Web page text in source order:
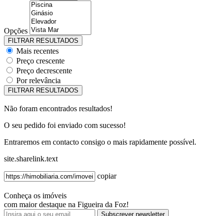
Opções
Mais recentes
Preço crescente
Preço decrescente
Por relevância
Não foram encontrados resultados!
O seu pedido foi enviado com sucesso!
Entraremos em contacto consigo o mais rapidamente possível.
site.sharelink.text
copiar
Conheça os imóveis
com maior destaque na Figueira da Foz!
Subscrever newsletter